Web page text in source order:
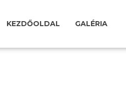
KEZDŐOLDAL GALÉRIA